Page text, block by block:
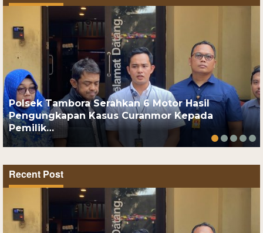
Polsek Tambora Serahkan 6 Motor Hasil
Pengungkapan Kasus Curanmor Kepada
Pemilik…
Recent Post